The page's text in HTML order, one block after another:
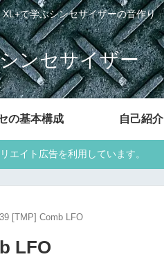
で学ぶシンセサイザーの音作り
ンセサイザー
の基本構成 自己紹介
エイト広告を利用しています。
[TMP] Comb LFO
LFO